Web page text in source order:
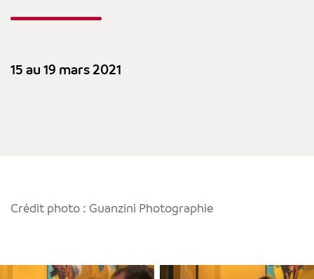
15 au 19 mars 2021
Crédit photo : Guanzini Photographie